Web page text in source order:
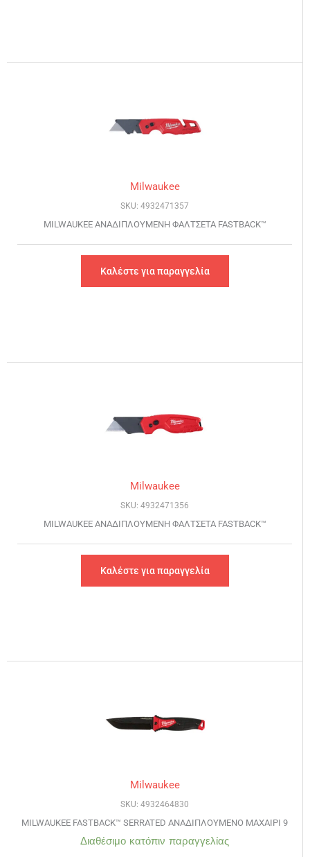
Milwaukee
SKU: 4932471357
MILWAUKEE ΑΝΑΔΙΠΛΟΥΜΕΝH ΦΑΛΤΣΕΤΑ FASTBACK™
Καλέστε για παραγγελία
Milwaukee
SKU: 4932471356
MILWAUKEE ΑΝΑΔΙΠΛΟΥΜΕΝΗ ΦΑΛΤΣΕΤΑ FASTBACK™
Καλέστε για παραγγελία
Milwaukee
SKU: 4932464830
MILWAUKEE FASTBACK™ SERRATED ΑΝΑΔΙΠΛΟΥΜΕΝΟ ΜΑΧΑΙΡΙ 9
Διαθέσιμο κατόπιν παραγγελίας